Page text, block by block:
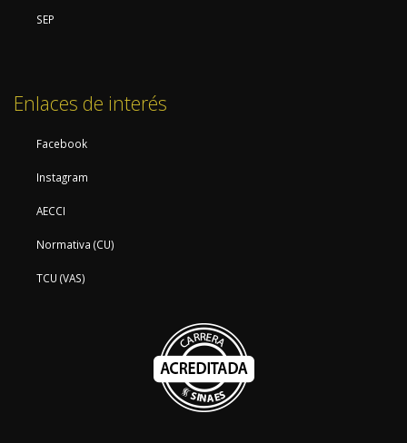
SEP
Enlaces de interés
Facebook
Instagram
AECCI
Normativa (CU)
TCU (VAS)